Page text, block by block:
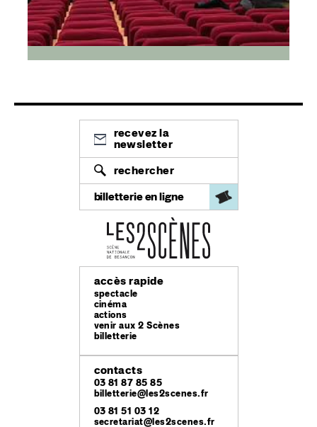
recevez la
newsletter
rechercher
billetterie en ligne
accès rapide
spectacle
cinéma
actions
venir aux 2 Scènes
billetterie
contacts
03 81 87 85 85
billetterie@les2scenes.fr
03 81 51 03 12
secretariat@les2scenes.fr